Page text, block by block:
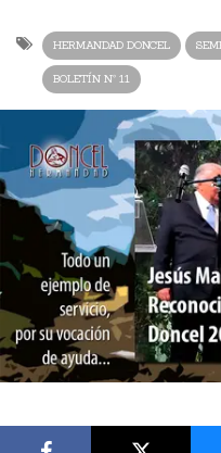
HERMANDAD DONCEL
BOLETÍN Nº 11